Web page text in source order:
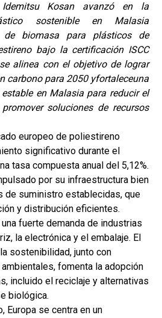
Kosan avanzó en la
sostenible en Malasia
de biomasa para plásticos de
bajo la certificación ISCC
alinea con el objetivo de lograr
carbono para 2050 yfortaleceuna
en Malasia para reducir el
soluciones de recursos
europeo de poliestireno
significativo durante el
tasa compuesta anual del 5,12%.
por su infraestructura bien
de suministro establecidas, que
y distribución eficientes.
fuerte demanda de industrias
la electrónica y el embalaje. El
sostenibilidad, junto con
fomenta la adopción
incluido el reciclaje y alternativas
biológica.
Europa se centra en un